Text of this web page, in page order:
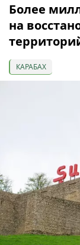
Более
на
КАРАБАХ